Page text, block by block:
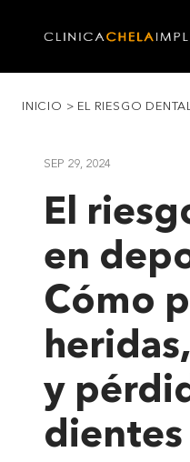
INICIO > EL RIESGO
SEP 29, 2024
El
en
Cómo
y
dientes